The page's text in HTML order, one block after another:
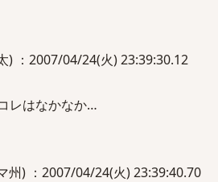
) ：2007/04/24(火) 23:39:30.12
レはなかなか…
州) ：2007/04/24(火) 23:39:40.70